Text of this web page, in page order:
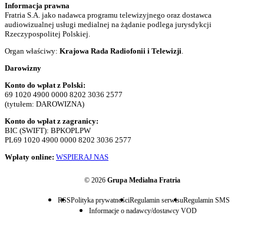
Informacja prawna
Fratria S.A. jako nadawca programu telewizyjnego oraz dostawca
audiowizualnej usługi medialnej na żądanie podlega jurysdykcji
Rzeczypospolitej Polskiej.
Organ właściwy: Krajowa Rada Radiofonii i Telewizji
Darowizny
Konto do wpłat z Polski:
69 1020 4900 0000 8202 3036 2577
(tytułem: DAROWIZNA)
Konto do wpłat z zagranicy:
BIC (SWIFT): BPKOPLPW
PL69 1020 4900 0000 8202 3036 2577
Wpłaty online: WSPIERAJ NAS
© 2026 Grupa Medialna Fratria
RSSPolityka prywatnościRegulamin serwisuRegulamin SMS
Informacje o nadawcy/dostawcy VOD